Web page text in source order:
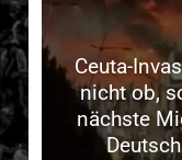
Ceuta-
nicht ob,
nächste